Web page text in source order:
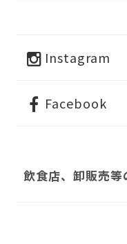
Instagram
Facebook
飲食店、卸販売